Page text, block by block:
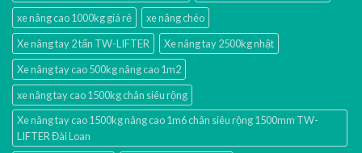
xe nâng cao 1000kg giá rẻ
xe nâng chéo
Xe nâng tay 2 tấn TW-LIFTER
Xe nâng tay 2500kg nhật
Xe nâng tay cao 500kg nâng cao 1m2
xe nâng tay cao 1500kg chân siêu rộng
Xe nâng tay cao 1500kg nâng cao 1m6 chân siêu rộng 1500mm TW-
LIFTER Đài Loan